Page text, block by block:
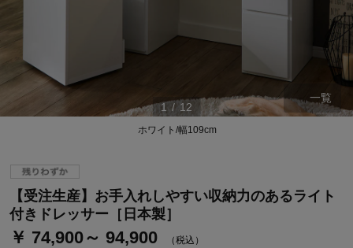
ホワイト/幅109cm
1 / 12
一覧
【受注生産】お手入れしやすい収納力のあるライト
付きドレッサー［日本製］
￥ 74,900～ 94,900
（税込）
さらにポイント還元最大16倍！
ベルメゾンご優待サービスについて
ベルメゾン・ポイントについて